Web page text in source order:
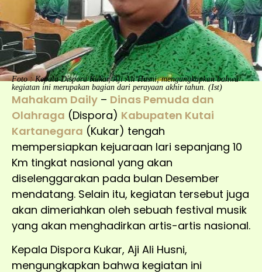
Foto : Kepala Dispora Kukar, Aji Ali Husni, mengungkapkan bahwa
kegiatan ini merupakan bagian dari perayaan akhir tahun. (Ist)
Mahakam Daily – Dinas Pemuda dan
Olahraga (Dispora) Kabupaten Kutai
Kartanegara (Kukar) tengah
mempersiapkan kejuaraan lari sepanjang 10
Km tingkat nasional yang akan
diselenggarakan pada bulan Desember
mendatang. Selain itu, kegiatan tersebut juga
akan dimeriahkan oleh sebuah festival musik
yang akan menghadirkan artis-artis nasional.
Kepala Dispora Kukar, Aji Ali Husni,
mengungkapkan bahwa kegiatan ini